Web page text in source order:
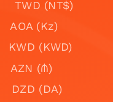
TWD (NT$)
AOA (Kz)
KWD (KWD)
AZN (₼)
DZD (DA)